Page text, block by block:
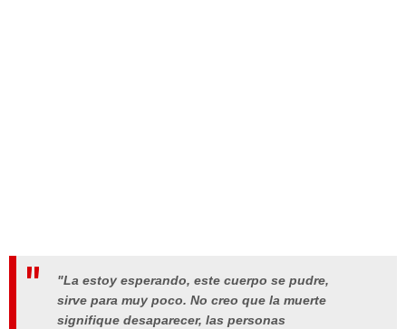
"La estoy esperando, este cuerpo se pudre,
sirve para muy poco. No creo que la muerte
signifique desaparecer, las personas